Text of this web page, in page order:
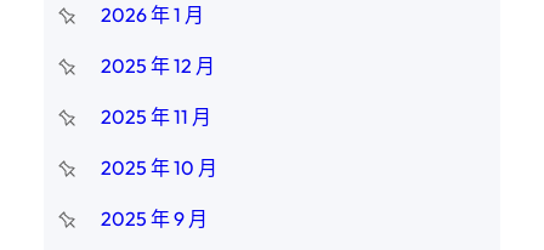
2026 年 1 月
2025 年 12 月
2025 年 11 月
2025 年 10 月
2025 年 9 月